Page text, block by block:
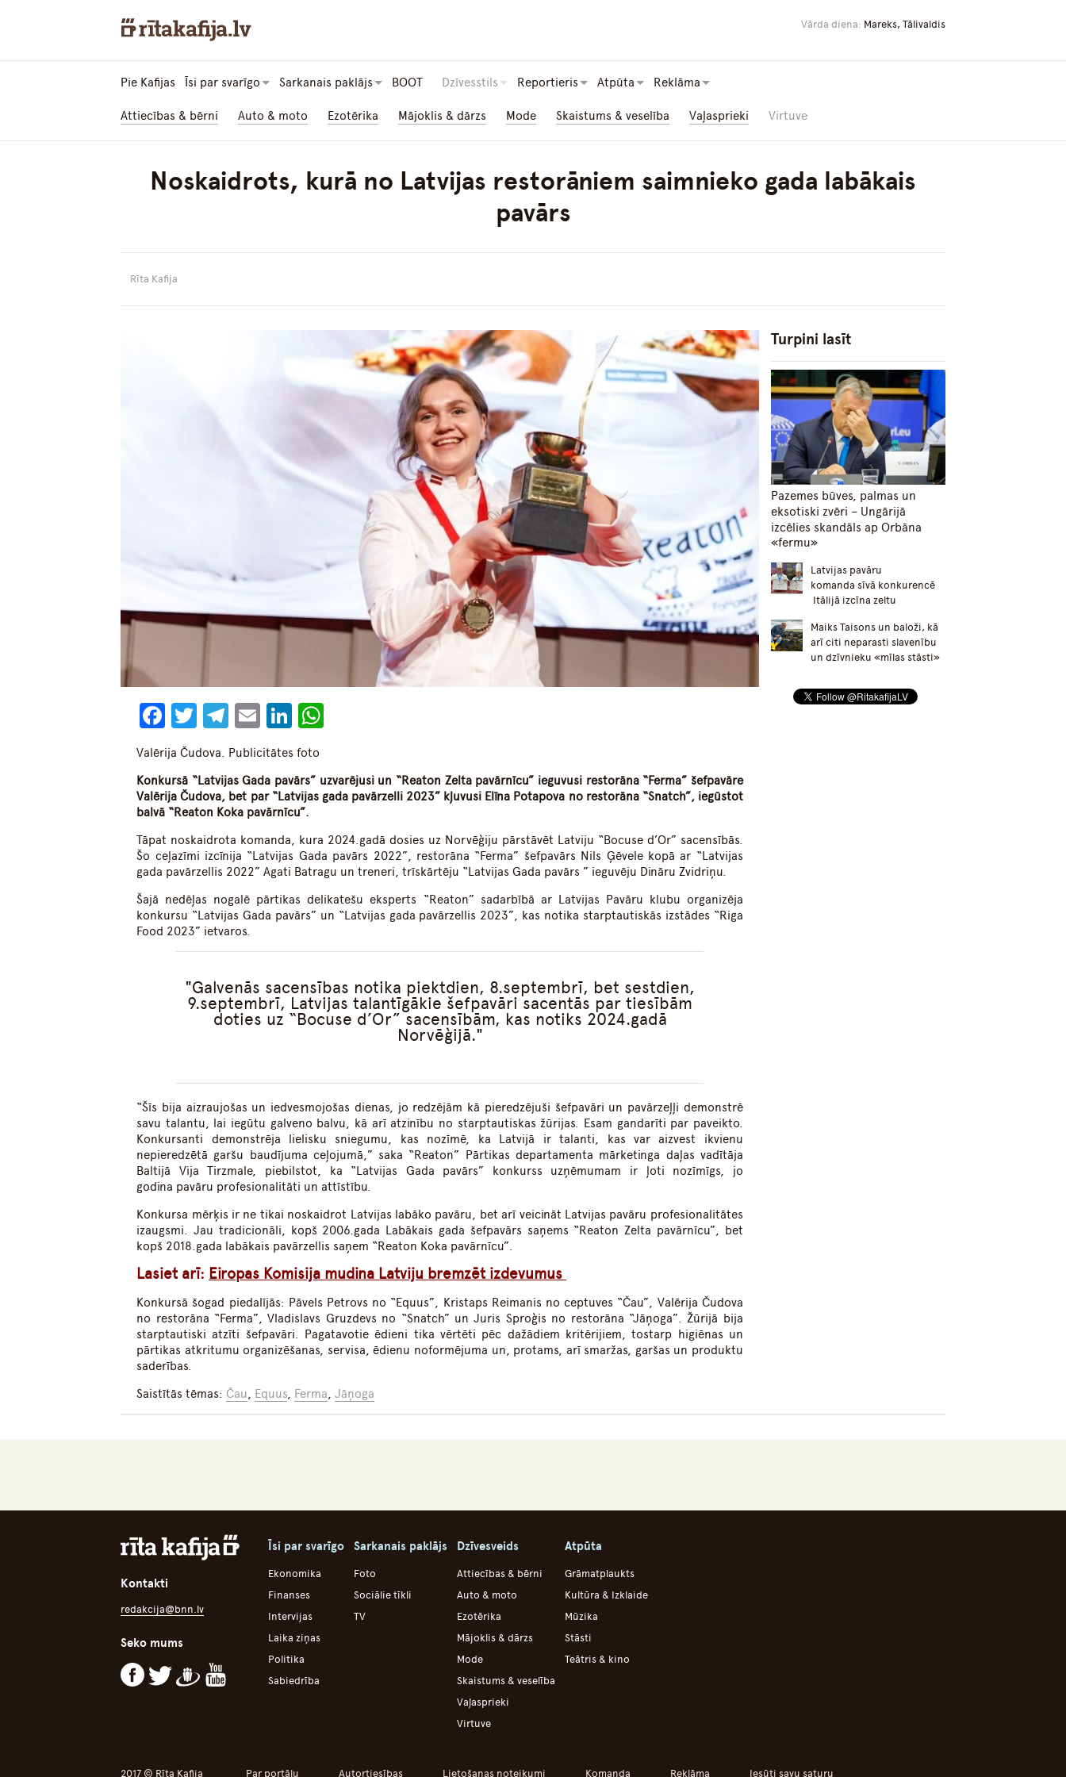
Vārda diena: Mareks, Tālivaldis
Pie Kafijas Īsi par svarīgo Sarkanais paklājs BOOT Dzīvesstils Reportieris Atpūta Reklāma
Attiecības & bērni Auto & moto Ezotērika Mājoklis & dārzs Mode Skaistums & veselība Vaļasprieki Virtuve
Noskaidrots, kurā no Latvijas restorāniem saimnieko gada labākais
pavārs
Rīta Kafija
Facebook
Twitter
Telegram
EmailLinkedIn
Valērija Čudova. Publicitātes foto
Konkursā “Latvijas Gada pavārs” uzvarējusi un “Reaton Zelta pavārnīcu” ieguvusi restorāna “Ferma” šefpavāre
Valērija Čudova, bet par “Latvijas gada pavārzelli 2023” kļuvusi Elīna Potapova no restorāna “Snatch”, iegūstot
balvā “Reaton Koka pavārnīcu”.
Tāpat noskaidrota komanda, kura 2024.gadā dosies uz Norvēģiju pārstāvēt Latviju “Bocuse d’Or” sacensībās.
Šo ceļazīmi izcīnija “Latvijas Gada pavārs 2022”, restorāna “Ferma” šefpavārs Nils Ģēvele kopā ar “Latvijas
gada pavārzellis 2022” Agati Batragu un treneri, trīskārtēju “Latvijas Gada pavārs ” ieguvēju Dināru Zvidriņu.
Šajā nedēļas nogalē pārtikas delikatešu eksperts “Reaton” sadarbībā ar Latvijas Pavāru klubu organizēja
konkursu “Latvijas Gada pavārs” un “Latvijas gada pavārzellis 2023”, kas notika starptautiskās izstādes “Riga
Food 2023” ietvaros.
Galvenās sacensības notika piektdien, 8.septembrī, bet sestdien,
9.septembrī, Latvijas talantīgākie šefpavāri sacentās par tiesībām
doties uz “Bocuse d’Or” sacensībām, kas notiks 2024.gadā
Norvēģijā.
“Šīs bija aizraujošas un iedvesmojošas dienas, jo redzējām kā pieredzējuši šefpavāri un pavārzeļļi demonstrē
savu talantu, lai iegūtu galveno balvu, kā arī atzinību no starptautiskas žūrijas. Esam gandarīti par paveikto.
Konkursanti demonstrēja lielisku sniegumu, kas nozīmē, ka Latvijā ir talanti, kas var aizvest ikvienu
nepieredzētā garšu baudījuma ceļojumā,” saka “Reaton” Pārtikas departamenta mārketinga daļas vadītāja
Baltijā Vija Tirzmale, piebilstot, ka “Latvijas Gada pavārs” konkurss uzņēmumam ir ļoti nozīmīgs, jo
godina pavāru profesionalitāti un attīstību.
Konkursa mērķis ir ne tikai noskaidrot Latvijas labāko pavāru, bet arī veicināt Latvijas pavāru profesionalitātes
izaugsmi. Jau tradicionāli, kopš 2006.gada Labākais gada šefpavārs saņems “Reaton Zelta pavārnīcu”, bet
kopš 2018.gada labākais pavārzellis saņem “Reaton Koka pavārnīcu”.
Lasiet arī: Eiropas Komisija mudina Latviju bremzēt izdevumus
Konkursā šogad piedalījās: Pāvels Petrovs no “Equus”, Kristaps Reimanis no ceptuves “Čau”, Valērija Čudova
no restorāna “Ferma”, Vladislavs Gruzdevs no “Snatch” un Juris Sproģis no restorāna “Jāņoga”. Žūrijā bija
starptautiski atzīti šefpavāri. Pagatavotie ēdieni tika vērtēti pēc dažādiem kritērijiem, tostarp higiēnas un
pārtikas atkritumu organizēšanas, servisa, ēdienu noformējuma un, protams, arī smaržas, garšas un produktu
saderības.
Saistītās tēmas: Čau, Equus, Ferma,Jāņoga
Turpini lasīt
Pazemes būves, palmas un
eksotiski zvēri – Ungārijā
izcēlies skandāls ap Orbāna
«fermu»
Latvijas pavāru
komanda sīvā konkurencē
Itālijā izcīna zeltu
Maiks Taisons un baloži, kā
arī citi neparasti slavenību
un dzīvnieku «mīlas stāsti»
Kontakti
redakcija@bnn.lv
Seko mums
Īsi par svarīgo
Ekonomika
Finanses
Intervijas
Laika ziņas
Politika
Sabiedrība
Sarkanais paklājs
Foto
Sociālie tīkli
TV
Dzīvesveids
Attiecības & bērni
Auto & moto
Ezotērika
Mājoklis & dārzs
Mode
Skaistums & veselība
Vaļasprieki
Virtuve
Atpūta
Grāmatplaukts
Kultūra & Izklaide
Mūzika
Stāsti
Teātris & kino
2017 © Rīta Kafija Par portālu Autortiesības Lietošanas noteikumi Komanda Reklāma Iesūti savu saturu